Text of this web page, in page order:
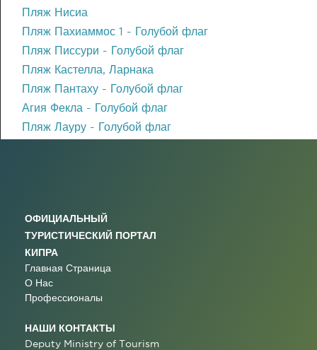
Пляж Нисиа
Пляж Пахиаммос 1 - Голубой флаг
Пляж Писсури - Голубой флаг
Пляж Кастелла, Ларнака
Пляж Пантаху - Голубой флаг
Агия Фекла - Голубой флаг
Пляж Лауру - Голубой флаг
ОФИЦИАЛЬНЫЙ
ТУРИСТИЧЕСКИЙ ПОРТАЛ
КИПРА
Главная Страница
О Нас
Профессионалы
НАШИ КОНТАКТЫ
Deputy Ministry of Tourism